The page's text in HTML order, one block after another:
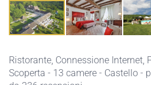
Ristorante, Connessione Internet,
Scoperta - 13 camere - Castello -